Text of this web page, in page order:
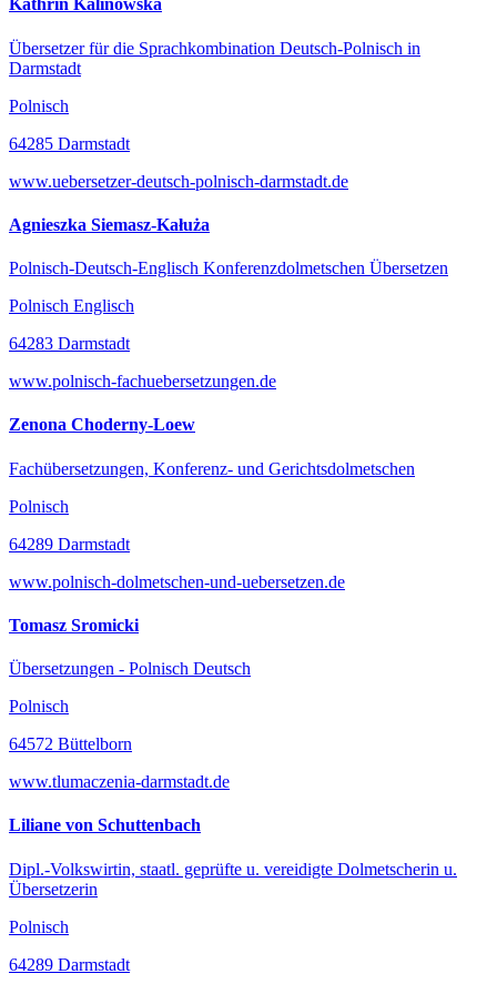
Kathrin Kalinowska
Übersetzer für die Sprachkombination Deutsch-Polnisch in
Darmstadt
Polnisch
64285 Darmstadt
www.uebersetzer-deutsch-polnisch-darmstadt.de
Agnieszka Siemasz-Kałuża
Polnisch-Deutsch-Englisch Konferenzdolmetschen Übersetzen
Polnisch Englisch
64283 Darmstadt
www.polnisch-fachuebersetzungen.de
Zenona Choderny-Loew
Fachübersetzungen, Konferenz- und Gerichtsdolmetschen
Polnisch
64289 Darmstadt
www.polnisch-dolmetschen-und-uebersetzen.de
Tomasz Sromicki
Übersetzungen - Polnisch Deutsch
Polnisch
64572 Büttelborn
www.tlumaczenia-darmstadt.de
Liliane von Schuttenbach
Dipl.-Volkswirtin, staatl. geprüfte u. vereidigte Dolmetscherin u.
Übersetzerin
Polnisch
64289 Darmstadt